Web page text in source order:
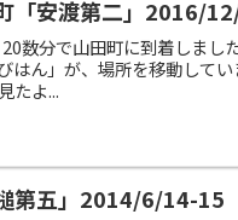
「安渡第二」2016/
数分で山田町に到着しまし
はん」が、場所を移動してい
たよ...
第五」2014/6/14-15